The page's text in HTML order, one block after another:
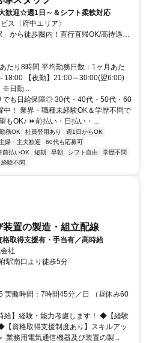
歓迎☆週1日～＆シフト柔軟対応
ス〈府中エリア〉
から徒歩圏内！直行直帰OK/高待遇で
たり8時間 平均勤務日数：1ヶ月あた
18:00 【夜勤】21:00～30:00(翌6:00)
日勤...
でも日給保障◎ 30代・40代・50代・60
！ 業界・職種未経験OK＆学歴不問で
OK♪ ⏩前払い・日払い・...
務OK 社員登用あり
週1日からOK
主婦・主夫歓迎
60代も応募可
前払いOK 短期 早朝 シフト自由
学歴不問
経験不問
置の製造・組立配線
取得支援有・手当有／高時給
社
駅南口より徒歩5分
実働時間：7時間45分／日 （昼休み60
給】経験・能力考慮します！ ◆【経験
資格取得支援制度あり】スキルアッ
業務用電気通信機器及び装置の製...